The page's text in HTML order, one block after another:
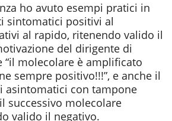
ho avuto esempi pratici in
sintomatici positivi al
al rapido, ritenendo valido il
del dirigente di
molecolare è amplificato
sempre positivo!!!”, e anche il
asintomatici con tampone
successivo molecolare
valido il negativo.